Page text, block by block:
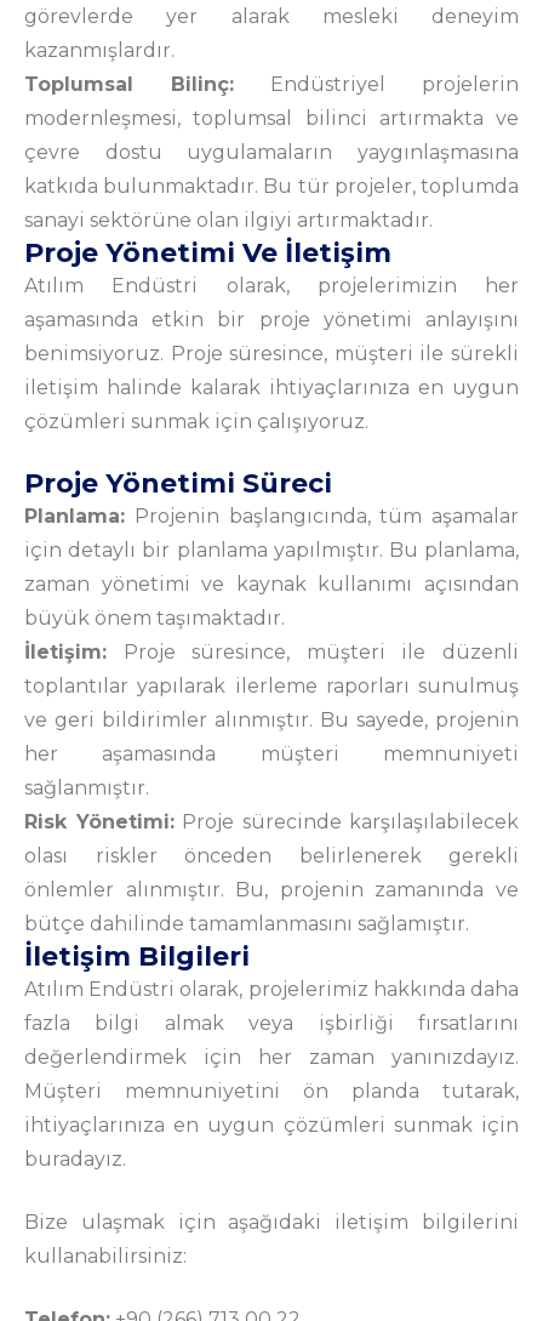
görevlerde yer alarak mesleki deneyim
kazanmışlardır.
Toplumsal Bilinç: Endüstriyel projelerin
modernleşmesi, toplumsal bilinci artırmakta ve
çevre dostu uygulamaların yaygınlaşmasına
katkıda bulunmaktadır. Bu tür projeler, toplumda
sanayi sektörüne olan ilgiyi artırmaktadır.
Proje Yönetimi Ve İletişim
Atılım Endüstri olarak, projelerimizin her
aşamasında etkin bir proje yönetimi anlayışını
benimsiyoruz. Proje süresince, müşteri ile sürekli
iletişim halinde kalarak ihtiyaçlarınıza en uygun
çözümleri sunmak için çalışıyoruz.
Proje Yönetimi Süreci
Planlama: Projenin başlangıcında, tüm aşamalar
için detaylı bir planlama yapılmıştır. Bu planlama,
zaman yönetimi ve kaynak kullanımı açısından
büyük önem taşımaktadır.
İletişim: Proje süresince, müşteri ile düzenli
toplantılar yapılarak ilerleme raporları sunulmuş
ve geri bildirimler alınmıştır. Bu sayede, projenin
her aşamasında müşteri memnuniyeti
sağlanmıştır.
Risk Yönetimi:Proje sürecinde karşılaşılabilecek
olası riskler önceden belirlenerek gerekli
önlemler alınmıştır. Bu, projenin zamanında ve
bütçe dahilinde tamamlanmasını sağlamıştır.
İletişim Bilgileri
Atılım Endüstri olarak, projelerimiz hakkında daha
fazla bilgi almak veya işbirliği fırsatlarını
değerlendirmek için her zaman yanınızdayız.
Müşteri memnuniyetini ön planda tutarak,
ihtiyaçlarınıza en uygun çözümleri sunmak için
buradayız.
Bize ulaşmak için aşağıdaki iletişim bilgilerini
kullanabilirsiniz: